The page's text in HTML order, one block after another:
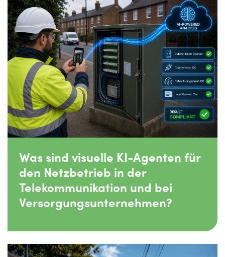
Was sind visuelle KI-Agenten für
den Netzbetrieb in der
Telekommunikation und bei
Versorgungsunternehmen?